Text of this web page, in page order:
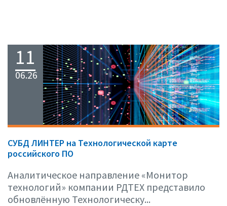
11
06.26
СУБД ЛИНТЕР на Технологической карте
российского ПО
Аналитическое направление «Монитор
технологий» компании РДТЕХ представило
обновлённую Технологическу...